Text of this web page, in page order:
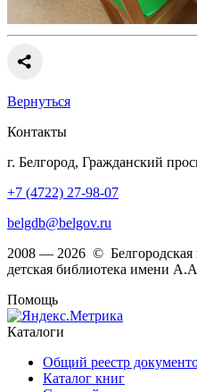
Вернуться
Контакты
г. Белгород, Гражданский
+7 (4722) 27-98-07
belgdb@belgov.ru
2008 — 2026 © Белгородская
детская библиотека имени
Помощь
Каталоги
Общий реестр
Каталог книг